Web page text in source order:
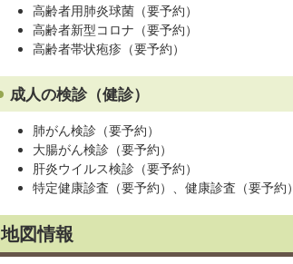
高齢者用肺炎球菌（要予約）
高齢者新型コロナ（要予約）
高齢者帯状疱疹（要予約）
成人の検診（健診）
肺がん検診（要予約）
大腸がん検診（要予約）
肝炎ウイルス検診（要予約）
特定健康診査（要予約）、健康診査（要予約）
地図情報